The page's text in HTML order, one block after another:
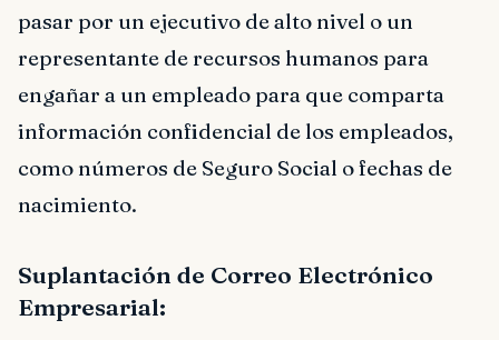
pasar por un ejecutivo de alto nivel o un
representante de recursos humanos para
engañar a un empleado para que comparta
información confidencial de los empleados,
como números de Seguro Social o fechas de
nacimiento.
Suplantación de Correo Electrónico
Empresarial: